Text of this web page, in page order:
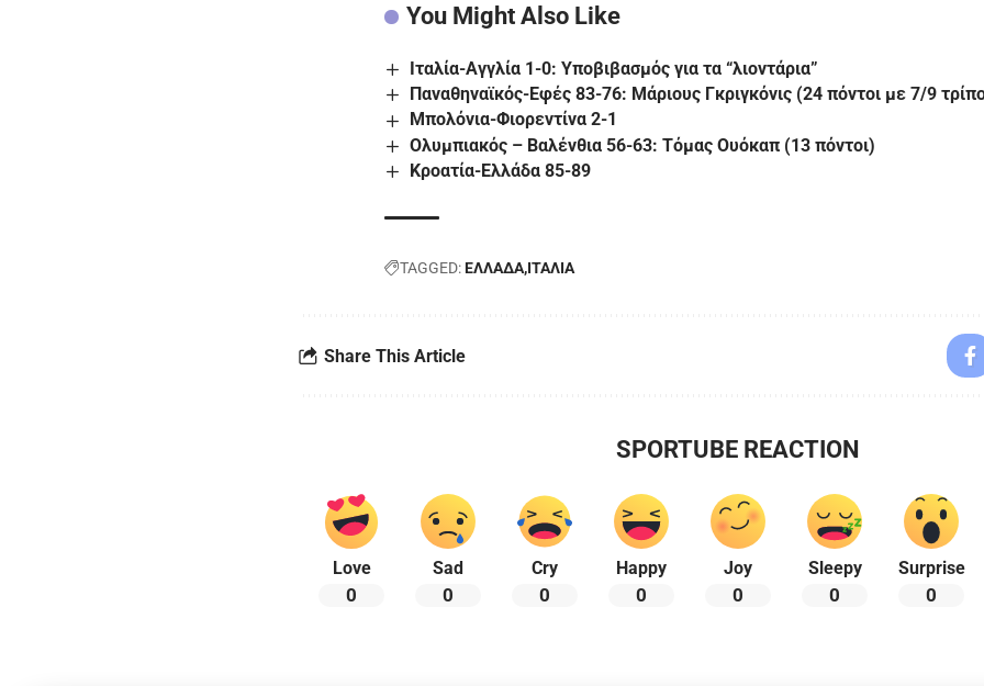
You Might Also Like
Ιταλία-Αγγλία 1-0: Υποβιβασμός για τα “λιοντάρια”
Παναθηναϊκός-Εφές 83-76: Μάριους Γκριγκόνις (24 πόντοι με 7/9
Μπολόνια-Φιορεντίνα 2-1
Ολυμπιακός – Βαλένθια 56-63: Τόμας Ουόκαπ (13 πόντοι)
Κροατία-Ελλάδα 85-89
TAGGED:ΕΛΛΑΔΑ ΙΤΑΛΙΑ
Share This Article
SPORTUBE REACTION
Love
0
Sad
0
Cry
0
Happy
0
Joy
0
Sleepy
0
Surprise
0